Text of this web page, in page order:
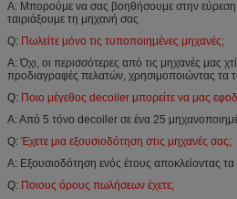
Α: Μπορούμε να σας βοηθήσουμε στην εύρεση
ταιριάξουμε τη μηχανή σας
Q: Πωλείτε μόνο τις τυποποιημένες μηχανές;
Α: Όχι, οι περισσότερες από τις μηχανές μας
προδιαγραφές πελατών, χρησιμοποιώντας τα
Q: Ποιο μέγεθος decoiler μπορείτε να μας
Α: Από 5 τόνο decoiler σε ένα 25
Q: Έχετε μια εξουσιοδότηση στις μηχανές σας;
Α: Εξουσιοδότηση ενός έτους αποκλείοντας τα
Q: Ποιους όρους πωλήσεων έχετε;